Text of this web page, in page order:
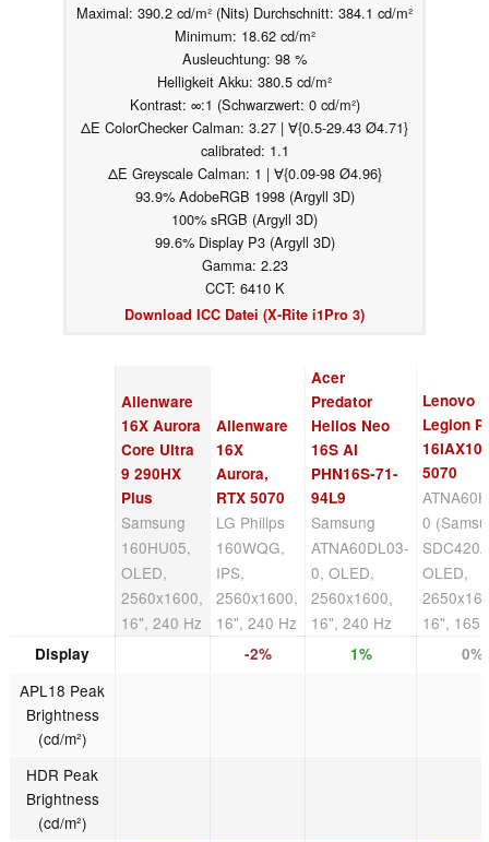
Maximal: 390.2 cd/m² (Nits) Durchschnitt: 384.1 cd/m²
Minimum: 18.62 cd/m²
Ausleuchtung: 98 %
Helligkeit Akku: 380.5 cd/m²
Kontrast: ∞:1 (Schwarzwert: 0 cd/m²)
ΔE ColorChecker Calman: 3.27 | ∀{0.5-29.43 Ø4.71}
calibrated: 1.1
ΔE Greyscale Calman: 1 | ∀{0.09-98 Ø4.96}
93.9% AdobeRGB 1998 (Argyll 3D)
100% sRGB (Argyll 3D)
99.6% Display P3 (Argyll 3D)
Gamma: 2.23
CCT: 6410 K
Download ICC Datei (X-Rite i1Pro 3)
Alienware
16X Aurora
Core Ultra
9 290HX
Plus
Samsung
160HU05,
OLED,
2560x1600,
16", 240 Hz
Alienware
16X
Aurora,
RTX 5070
LG Philips
160WQG,
IPS,
2560x1600,
16", 240 Hz
Acer
Predator
Helios Neo
16S AI
PHN16S-71-
94L9
Samsung
ATNA60DL03-
0, OLED,
2560x1600,
16", 240 Hz
Lenovo
Legion
5070
0
OLED,
16", 165
Display -2% 1% 0%
APL18 Peak
Brightness
(cd/m²)
HDR Peak
Brightness
(cd/m²)